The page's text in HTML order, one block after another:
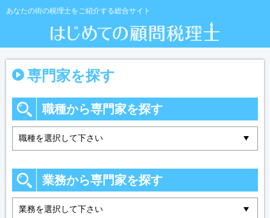
あなたの街の税理士をご紹介する総合サイト
専門家を探す
職種から専門家を探す
業務から専門家を探す